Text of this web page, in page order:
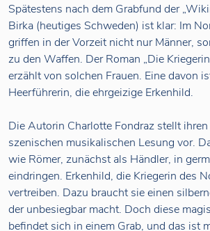
Spätestens nach dem Grabfund der
Birka (heutiges Schweden) ist klar: Im
griffen in der Vorzeit nicht nur Männer,
zu den Waffen. Der Roman „Die
erzählt von solchen Frauen. Eine davon
Heerführerin, die ehrgeizige Erkenhild.
Die Autorin Charlotte Fondraz stellt
szenischen musikalischen Lesung vor.
wie Römer, zunächst als Händler, in
eindringen. Erkenhild, die Kriegerin des
vertreiben. Dazu braucht sie einen
der unbesiegbar macht. Doch diese
befindet sich in einem Grab, und das ist